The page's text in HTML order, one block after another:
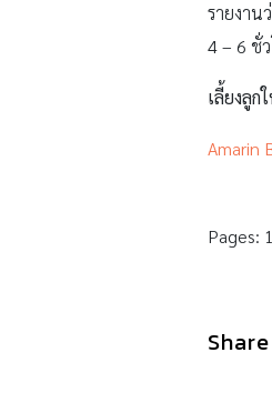
รายงาน
4 – 6 ชั่
เลี้ยงลูก
Amarin
Pages: 1